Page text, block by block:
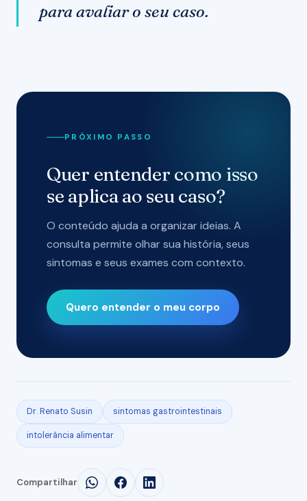
para avaliar o seu caso.
PRÓXIMO PASSO
Quer entender como isso
se aplica ao seu caso?
O conteúdo ajuda a organizar ideias. A
consulta permite olhar sua história, seus
sintomas e seus exames com contexto.
Quero entender o meu corpo
Dr. Renato Susin sintomas gastrointestinais
intolerância alimentar
Compartilhar